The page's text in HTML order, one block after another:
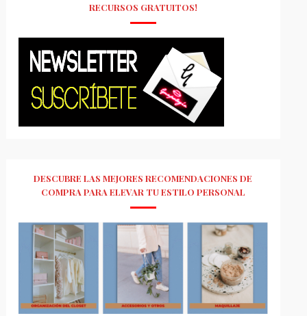
RECURSOS GRATUITOS!
DESCUBRE LAS MEJORES RECOMENDACIONES DE
COMPRA PARA ELEVAR TU ESTILO PERSONAL